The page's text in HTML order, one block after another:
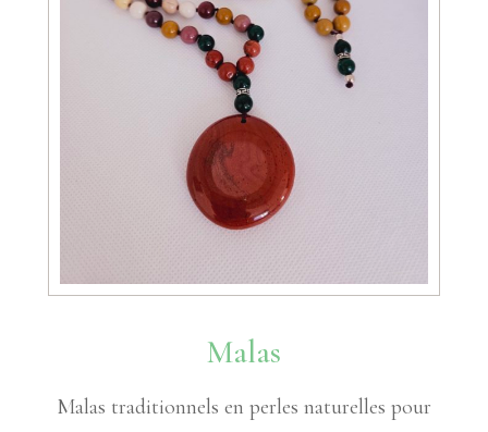
Malas
Malas traditionnels en perles naturelles pour